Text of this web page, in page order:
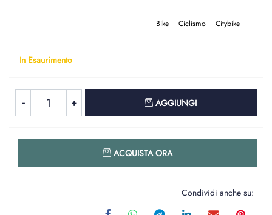
Bike Ciclismo Citybike
In Esaurimento
AGGIUNGI
ACQUISTA ORA
Condividi anche su: